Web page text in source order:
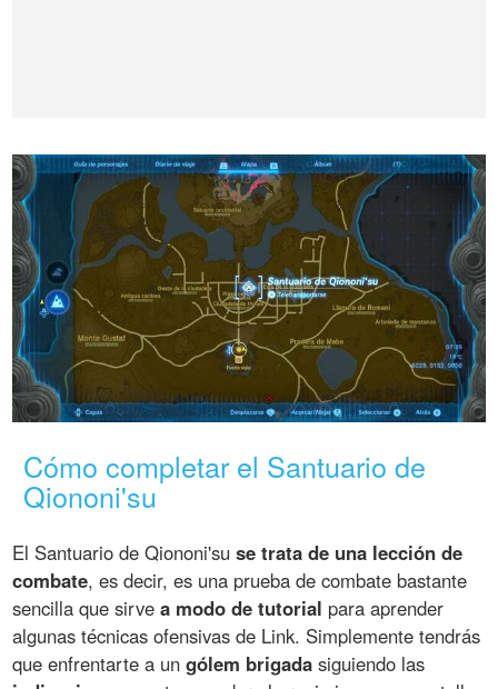
Cómo completar el Santuario de
Qiononi'su
El Santuario de Qiononi'suse trata de una lección de
combate, es decir, es una prueba de combate bastante
sencilla que sirvea modo de tutorial para aprender
algunas técnicas ofensivas de Link. Simplemente tendrás
que enfrentarte a ungólem brigada siguiendo las